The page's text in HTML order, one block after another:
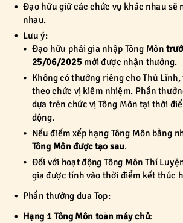
Đạo hữu giữ các chức vụ khác nhau sẽ
nhau.
Lưu ý:
Đạo hữu phải gia nhập Tông Môn
25/06/2025mới được nhận thưởng.
Không có thưởng riêng cho Thủ
theo chức vị kiêm nhiệm. Phần
dựa trên chức vị Tông Môn tại thời
động.
Nếu điểm xếp hạng Tông Môn bằng
Tông Môn được tạo sau.
Đối với hoạt động Tông Môn Thí
gia được tính vào thời điểm kết thúc
Phần thưởng đua Top:
Hạng 1 Tông Môn toàn máy chủ: